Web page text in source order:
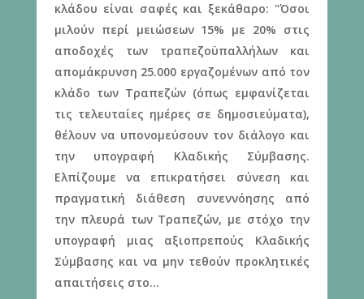
κλάδου είναι σαφές και ξεκάθαρο: "Όσοι
μιλούν περί μειώσεων 15% με 20% στις
αποδοχές των τραπεζοϋπαλλήλων και
απομάκρυνση 25.000 εργαζομένων από τον
κλάδο των Τραπεζών (όπως εμφανίζεται
τις τελευταίες ημέρες σε δημοσιεύματα),
θέλουν να υπονομεύσουν τον διάλογο και
την υπογραφή Κλαδικής Σύμβασης.
Ελπίζουμε να επικρατήσει σύνεση και
πραγματική διάθεση συνεννόησης από
την πλευρά των Τραπεζών, με στόχο την
υπογραφή μιας αξιοπρεπούς Κλαδικής
Σύμβασης και να μην τεθούν προκλητικές
απαιτήσεις στο...